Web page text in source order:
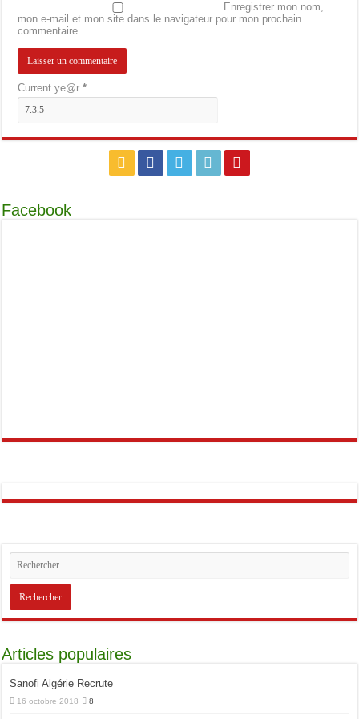
Enregistrer mon nom,
mon e-mail et mon site dans le navigateur pour mon prochain
commentaire.
Current ye@r*
Facebook
Articles populaires
Sanofi Algérie Recrute
16 octobre 2018 8